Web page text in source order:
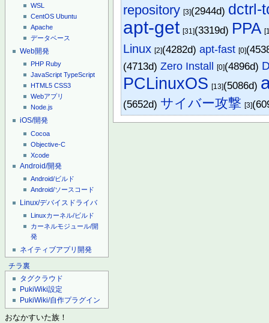
WSL
CentOS Ubuntu
Apache
データベース
Web開発
PHP Ruby
JavaScript TypeScript
HTML5 CSS3
Webアプリ
Node.js
iOS/開発
Cocoa
Objective-C
Xcode
Android/開発
Android/ビルド
Android/ソースコード
Linux/デバイスドライバ
Linuxカーネル/ビルド
カーネルモジュール/開
発
ネイティブアプリ開発
チラ裏
タグクラウド
PukiWiki設定
PukiWiki/自作プラグイン
おなかすいた族！
repository [3](2944d) dctrl-
apt-get [31](3319d) PPA
Linux [2](4282d)apt-fast [0]
(4713d)Zero Install [0](4896d)
PCLinuxOS [13](5086d)
(5652d) サイバー攻撃 [3]